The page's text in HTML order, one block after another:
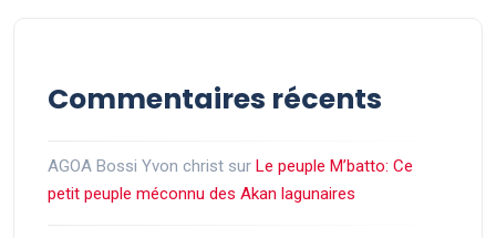
Commentaires récents
AGOA Bossi Yvon christ sur Le peuple M’batto: Ce
petit peuple méconnu des Akan lagunaires